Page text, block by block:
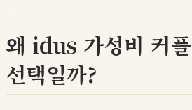
왜 idus 가성비 커
선택일까?